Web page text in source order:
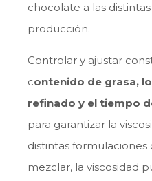
chocolate a las
producción.
Controlar y ajustar
contenido de grasa,
refinado y el tiempo
para garantizar la
distintas formulaciones
mezclar, la viscosidad